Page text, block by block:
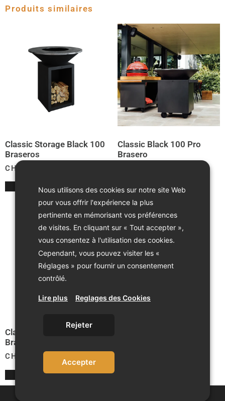
Produits similaires
Classic Storage Black 100
Braseros
CHF
Classic Black 100 Pro
Brasero
Classic Corten 100
Braseros
CHF 2'095.00
Nous utilisons des cookies sur notre site Web
pour vous offrir l'expérience la plus
pertinente en mémorisant vos préférences
de visites. En cliquant sur « Tout accepter »,
vous consentez à l'utilisation des cookies.
Cependant, vous pouvez visiter les «
Réglages » pour fournir un consentement
contrôlé.
Lire plus Reglages des Cookies
Rejeter
Accepter